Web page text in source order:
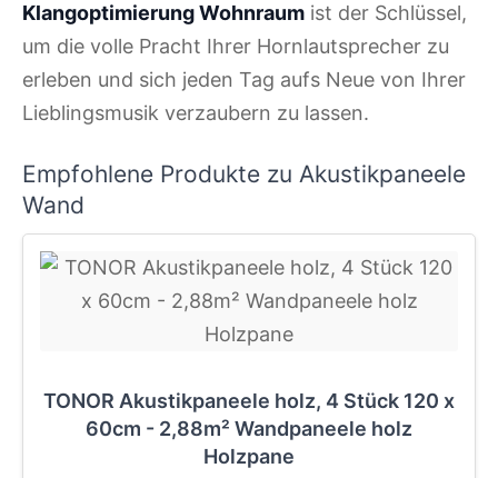
Klangoptimierung Wohnraum ist der Schlüssel,
um die volle Pracht Ihrer Hornlautsprecher zu
erleben und sich jeden Tag aufs Neue von Ihrer
Lieblingsmusik verzaubern zu lassen.
Empfohlene Produkte zu Akustikpaneele
Wand
TONOR Akustikpaneele holz, 4 Stück 120 x
60cm - 2,88m² Wandpaneele holz
Holzpane